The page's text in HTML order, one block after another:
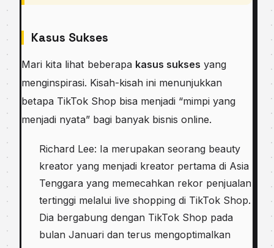
Kasus Sukses
Mari kita lihat beberapa kasus sukses yang
menginspirasi. Kisah-kisah ini menunjukkan
betapa TikTok Shop bisa menjadi “mimpi yang
menjadi nyata” bagi banyak bisnis online.
Richard Lee: Ia merupakan seorang beauty
kreator yang menjadi kreator pertama di Asia
Tenggara yang memecahkan rekor penjualan
tertinggi melalui live shopping di TikTok Shop.
Dia bergabung dengan TikTok Shop pada
bulan Januari dan terus mengoptimalkan